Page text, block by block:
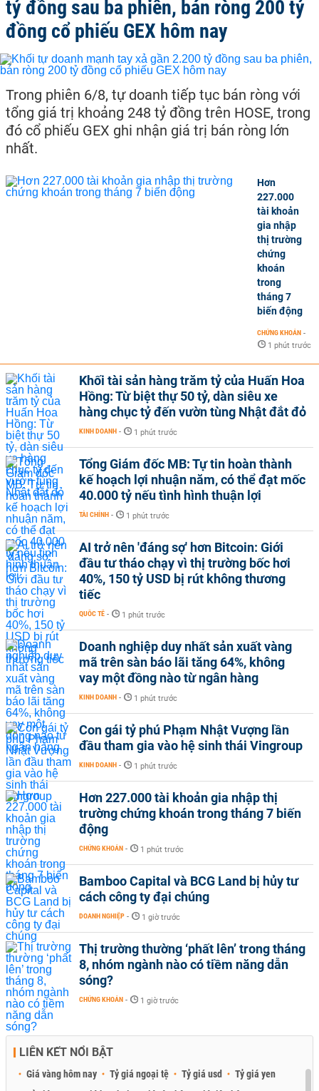
tỷ đồng sau ba phiên, bán ròng 200 tỷ
đồng cổ phiếu GEX hôm nay
Trong phiên 6/8, tự doanh tiếp tục bán ròng với
tổng giá trị khoảng 248 tỷ đồng trên HOSE, trong
đó cổ phiếu GEX ghi nhận giá trị bán ròng lớn
nhất.
Hơn
227.000
tài khoản
gia nhập
thị trường
chứng
khoán
trong
tháng 7
biến động
CHỨNG KHOÁN -
1 phút trước
Khối tài sản hàng trăm tỷ của Huấn Hoa
Hồng: Từ biệt thự 50 tỷ, dàn siêu xe
hàng chục tỷ đến vườn tùng Nhật đắt đỏ
KINH DOANH - 1 phút trước
Tổng Giám đốc MB: Tự tin hoàn thành
kế hoạch lợi nhuận năm, có thể đạt mốc
40.000 tỷ nếu tình hình thuận lợi
TÀI CHÍNH - 1 phút trước
AI trở nên 'đáng sợ' hơn Bitcoin: Giới
đầu tư tháo chạy vì thị trường bốc hơi
40%, 150 tỷ USD bị rút không thương
tiếc
QUỐC TẾ - 1 phút trước
Doanh nghiệp duy nhất sản xuất vàng
mã trên sàn báo lãi tăng 64%, không
vay một đồng nào từ ngân hàng
KINH DOANH - 1 phút trước
Con gái tỷ phú Phạm Nhật Vượng lần
đầu tham gia vào hệ sinh thái Vingroup
KINH DOANH - 1 phút trước
Hơn 227.000 tài khoản gia nhập thị
trường chứng khoán trong tháng 7 biến
động
CHỨNG KHOÁN - 1 phút trước
Bamboo Capital và BCG Land bị hủy tư
cách công ty đại chúng
DOANH NGHIỆP - 1 giờ trước
Thị trường thường ‘phất lên’ trong tháng
8, nhóm ngành nào có tiềm năng dẫn
sóng?
CHỨNG KHOÁN - 1 giờ trước
LIÊN KẾT NỔI BẬT
Giá vàng hôm nay Tỷ giá ngoại tệ Tỷ giá usd
Tỷ giá yen